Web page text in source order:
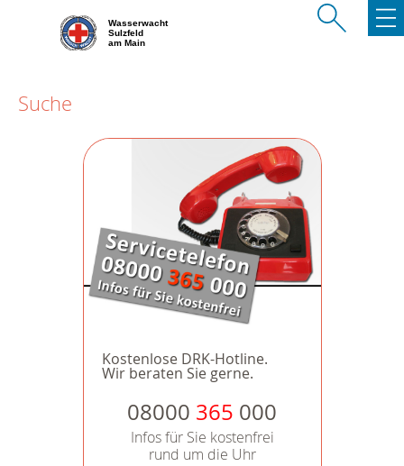
Wasserwacht
Sulzfeld
am Main
Suche
Kostenlose DRK-Hotline.
Wir beraten Sie gerne.
08000 365 000
Infos für Sie kostenfrei
rund um die Uhr